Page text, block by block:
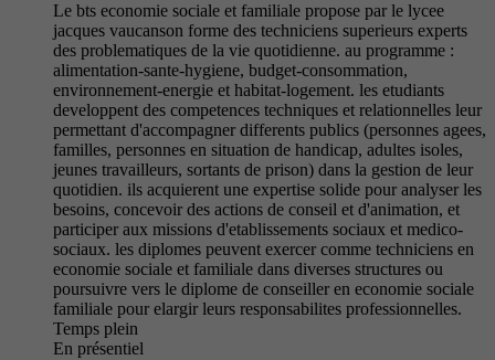
Le bts economie sociale et familiale propose par le lycee
jacques vaucanson forme des techniciens superieurs experts
des problematiques de la vie quotidienne. au programme :
alimentation-sante-hygiene, budget-consommation,
environnement-energie et habitat-logement. les etudiants
developpent des competences techniques et relationnelles leur
permettant d'accompagner differents publics (personnes agees,
familles, personnes en situation de handicap, adultes isoles,
jeunes travailleurs, sortants de prison) dans la gestion de leur
quotidien. ils acquierent une expertise solide pour analyser les
besoins, concevoir des actions de conseil et d'animation, et
participer aux missions d'etablissements sociaux et medico-
sociaux. les diplomes peuvent exercer comme techniciens en
economie sociale et familiale dans diverses structures ou
poursuivre vers le diplome de conseiller en economie sociale
familiale pour elargir leurs responsabilites professionnelles.
Temps plein
En présentiel